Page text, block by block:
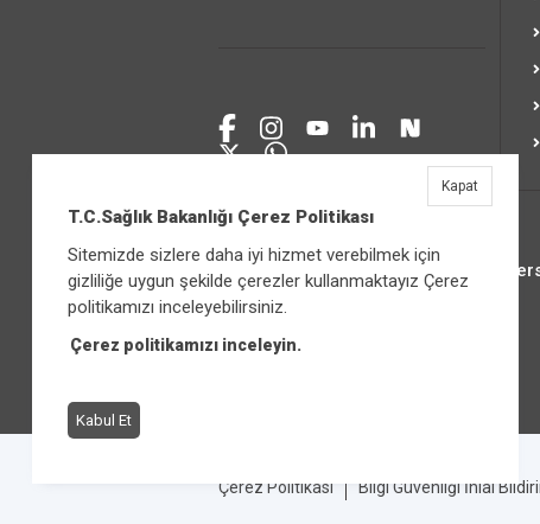
Çerez Politikası Bilgi Güvenliği İhlal
T.C.Sağlık Bakanlığı Çerez Politikası
Sitemizde sizlere daha iyi hizmet verebilmek için
gizliliğe uygun şekilde çerezler kullanmaktayız Çerez
politikamızı inceleyebilirsiniz.
Çerez politikamızı inceleyin.
Kabul Et
Kapat